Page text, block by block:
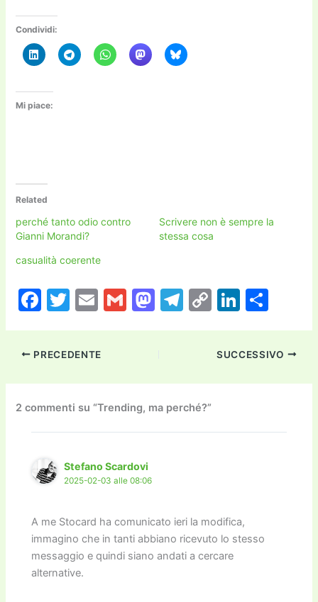
Condividi:
Mi piace:
Related
perché tanto odio contro
Gianni Morandi?
Scrivere non è sempre la
stessa cosa
casualità coerente
F
c
e
b
o
o
k
T
itt
er
E
ai
l
G
M
d
o
n
T
a
m
C
p
y
Li
k
Li
k
e
dI
n
di
vi
PRECEDENTE SUCCESSIVO
2 commenti su “Trending, ma perché?”
Stefano Scardovi
2025-02-03 alle 08:06
A me Stocard ha comunicato ieri la modifica,
immagino che in tanti abbiano ricevuto lo stesso
messaggio e quindi siano andati a cercare
alternative.